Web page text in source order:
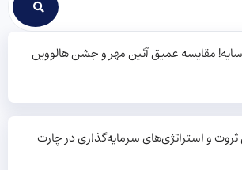
سایه! مقایسه عمیق آئین مهر و جشن هالووین
و استراتژی‌های سرمایه‌گذاری در چارت